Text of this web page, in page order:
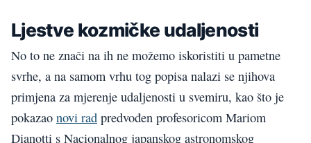
Ljestve kozmičke udaljenosti
No to ne znači na ih ne možemo iskoristiti u pametne
svrhe, a na samom vrhu tog popisa nalazi se njihova
primjena za mjerenje udaljenosti u svemiru, kao što je
pokazao novi rad predvođen profesoricom Mariom
Dianotti s Nacionalnog japanskog astronomskog